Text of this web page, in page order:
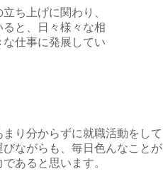
ち上げに関わり、
と、日々様々な相
仕事に発展してい
り分からずに就職活動をして
ながらも、毎日色んなことが
あると思います。